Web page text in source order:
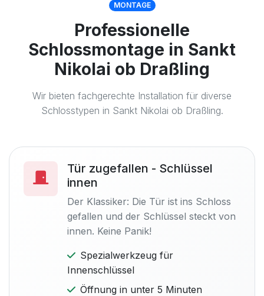
MONTAGE
Professionelle
Schlossmontage in Sankt
Nikolai ob Draßling
Wir bieten fachgerechte Installation für diverse
Schlosstypen in Sankt Nikolai ob Draßling.
Tür zugefallen - Schlüssel
innen
Der Klassiker: Die Tür ist ins Schloss
gefallen und der Schlüssel steckt von
innen. Keine Panik!
Spezialwerkzeug für
Innenschlüssel
Öffnung in unter 5 Minuten